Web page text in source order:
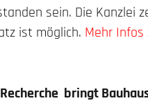
sein. Die Kanzlei
ist möglich. Mehr
bringt